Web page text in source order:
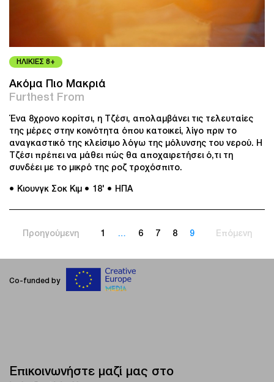
ΗΛΙΚΙΕΣ 8+
Ακόμα Πιο Μακριά
Furthest From
Ένα 8χρονο κορίτσι, η Τζέσι, απολαμβάνει τις τελευταίες
της μέρες στην κοινότητα όπου κατοικεί, λίγο πριν το
αναγκαστικό της κλείσιμο λόγω της μόλυνσης του νερού. Η
Τζέσι πρέπει να μάθει πώς θα αποχαιρετήσει ό,τι τη
συνδέει με το μικρό της ροζ τροχόσπιτο.
● Κιουνγκ Σοκ Κιμ ● 18' ● ΗΠΑ
Προηγούμενη 1 … 6 7 8 9 Επόμενη
Co-funded by
Επικοινωνήστε μαζί μας στο